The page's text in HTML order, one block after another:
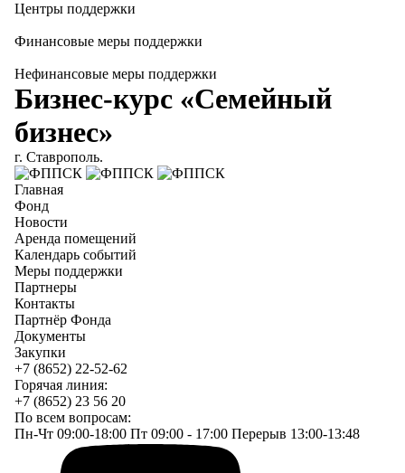
Центры поддержки
Финансовые меры поддержки
Нефинансовые меры поддержки
Бизнес-курс «Семейный
бизнес»
г. Ставрополь.
Главная
Фонд
Новости
Аренда помещений
Календарь событий
Меры поддержки
Партнеры
Контакты
Партнёр Фонда
Документы
Закупки
+7 (8652) 22-52-62
Горячая линия:
+7 (8652) 23 56 20
По всем вопросам:
Пн-Чт 09:00-18:00 Пт 09:00 - 17:00 Перерыв 13:00-13:48